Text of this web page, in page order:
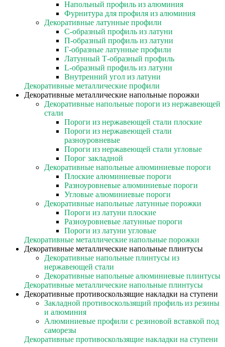
Напольный профиль из алюминия
Фурнитура для профиля из алюминия
Декоративные латунные профили
C-образный профиль из латуни
П-образный профиль из латуни
Г-образные латунные профили
Латунный Т-образный профиль
L-образный профиль из латуни
Внутренний угол из латуни
Декоративные металлические профили
Декоративные металлические напольные порожки
Декоративные напольные пороги из нержавеющей
стали
Пороги из нержавеющей стали плоские
Пороги из нержавеющей стали
разноуровневые
Пороги из нержавеющей стали угловые
Порог закладной
Декоративные напольные алюминиевые пороги
Плоские алюминиевые пороги
Разноуровневые алюминиевые пороги
Угловые алюминиевые пороги
Декоративные напольные латунные порожки
Пороги из латуни плоские
Разноуровневые латунные пороги
Пороги из латуни угловые
Декоративные металлические напольные порожки
Декоративные металлические напольные плинтусы
Декоративные напольные плинтусы из
нержавеющей стали
Декоративные напольные алюминиевые плинтусы
Декоративные металлические напольные плинтусы
Декоративные противоскользящие накладки на ступени
Закладной противоскользящий профиль из резины
и алюминия
Алюминиевые профили с резиновой вставкой под
саморезы
Декоративные противоскользящие накладки на ступени